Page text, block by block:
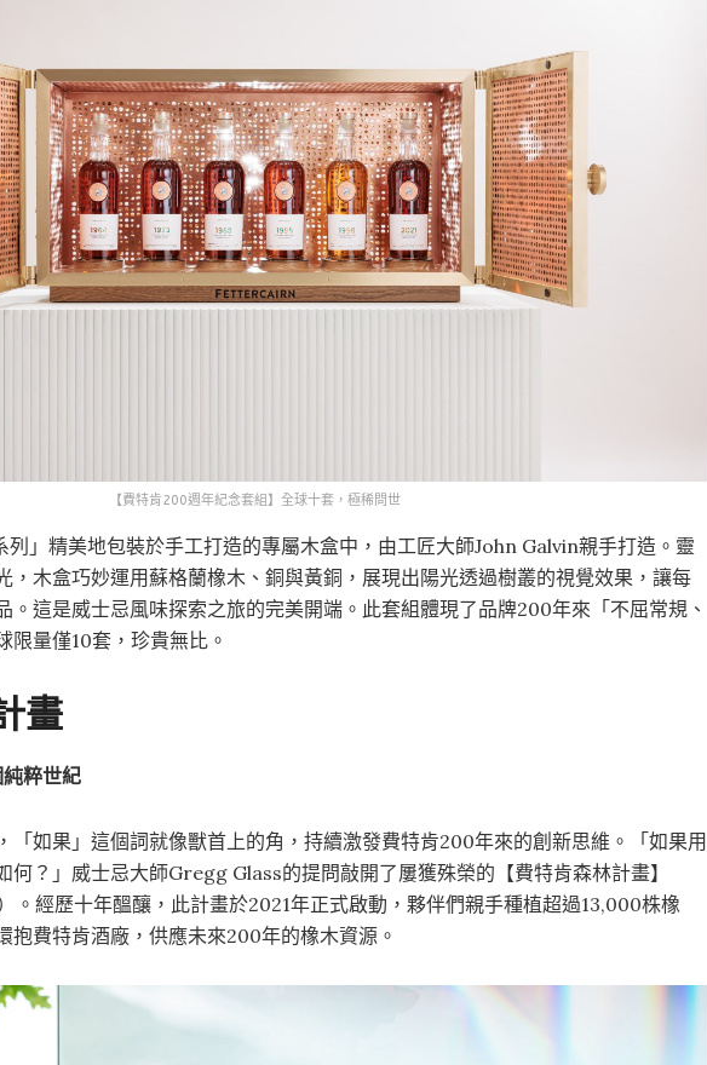
【費特肯200週年紀念套組】全球十套，極稀問世
列」精美地包裝於手工打造的專屬木盒中，由工匠大師John Galvin親手打造。靈
，木盒巧妙運用蘇格蘭橡木、銅與黃銅，展現出陽光透過樹叢的視覺效果，讓每
。這是威士忌風味探索之旅的完美開端。此套組體現了品牌200年來「不屈常規、
限量僅10套，珍貴無比。
畫
粹世紀
「如果」這個詞就像獸首上的角，持續激發費特肯200年來的創新思維。「如果用
何？」威士忌大師Gregg Glass的提問敲開了屢獲殊榮的【費特肯森林計畫】
經歷十年醞釀，此計畫於2021年正式啟動，夥伴們親手種植超過13,000株橡
抱費特肯酒廠，供應未來200年的橡木資源。